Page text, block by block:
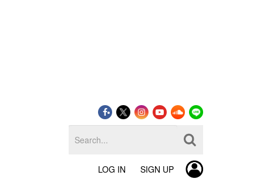
LOG IN SIGN UP